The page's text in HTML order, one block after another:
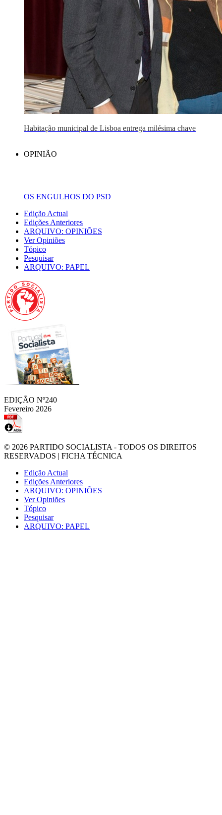
Habitação municipal de Lisboa entrega milésima chave
OPINIÃO
OS ENGULHOS DO PSD
Edição Actual
Edições Anteriores
ARQUIVO: OPINIÕES
Ver Opiniões
Tópico
Pesquisar
ARQUIVO: PAPEL
EDIÇÃO Nº240
Fevereiro 2026
© 2026 PARTIDO SOCIALISTA - TODOS OS DIREITOS
RESERVADOS | FICHA TÉCNICA
Edição Actual
Edições Anteriores
ARQUIVO: OPINIÕES
Ver Opiniões
Tópico
Pesquisar
ARQUIVO: PAPEL